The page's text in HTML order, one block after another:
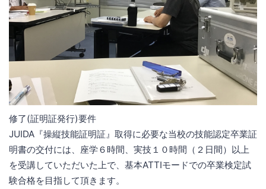
修了(証明証発行)要件
JUIDA『操縦技能証明証』取得に必要な当校の技能認定卒業証
明書の交付には、座学６時間、実技１０時間（２日間）以上
を受講していただいた上で、基本ATTIモードでの卒業検定試
験合格を目指して頂きます。